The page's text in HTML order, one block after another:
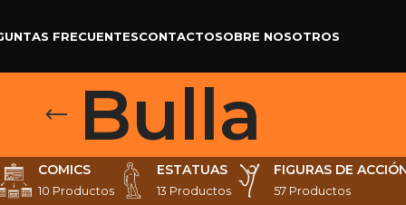
FRECUENTESCONTACTOSOBRE NOSOTROS
Bulla
COMICS
10 Productos
ESTATUAS
13 Productos
FIGURAS DE
57 Productos